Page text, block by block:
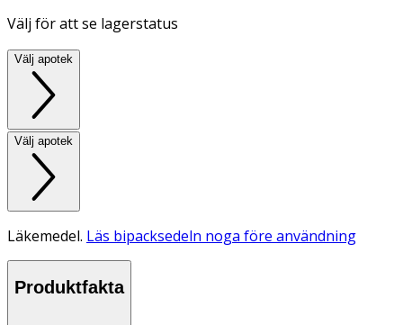
Välj för att se lagerstatus
Välj apotek
Välj apotek
Läkemedel. Läs bipacksedeln noga före användning
Produktfakta